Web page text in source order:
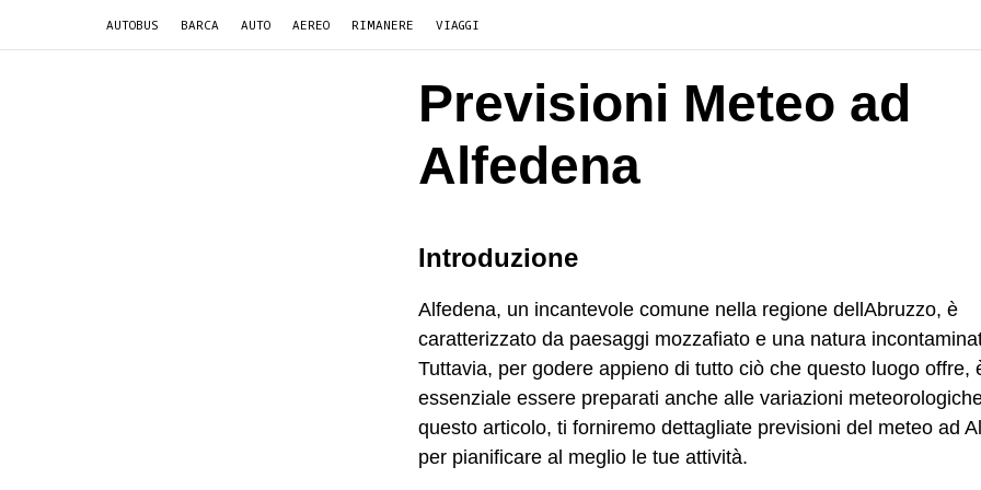
AUTOBUS BARCA AUTO AEREO RIMANERE VIAGGI
Previsioni Meteo ad
Alfedena
Introduzione
Alfedena, un incantevole comune nella regione dellAbruzzo, è
caratterizzato da paesaggi mozzafiato e una natura
Tuttavia, per godere appieno di tutto ciò che questo luogo offre,
essenziale essere preparati anche alle variazioni
questo articolo, ti forniremo dettagliate previsioni del meteo ad
per pianificare al meglio le tue attività.